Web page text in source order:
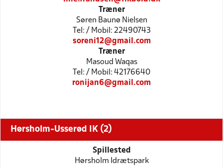
Træner
Søren Baunø Nielsen
Tel: / Mobil: 22490743
soreni12@gmail.com
Træner
Masoud Waqas
Tel: / Mobil: 42176640
ronijan6@gmail.com
Hørsholm-Usserød IK (2)
Spillested
Hørsholm Idrætspark